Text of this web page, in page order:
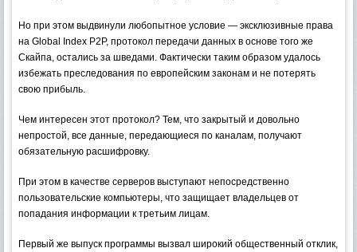
Но при этом выдвинули любопытное условие — эксклюзивные права
на Global Index P2P, протокол передачи данных в основе того же
Скайпа, остались за шведами. Фактически таким образом удалось
избежать преследования по европейским законам и не потерять
свою прибыль.
Чем интересен этот протокол? Тем, что закрытый и довольно
непростой, все данные, передающиеся по каналам, получают
обязательную расшифровку.
При этом в качестве серверов выступают непосредственно
пользовательские компьютеры, что защищает владельцев от
попадания информации к третьим лицам.
Первый же выпуск программы вызвал широкий общественный отклик,